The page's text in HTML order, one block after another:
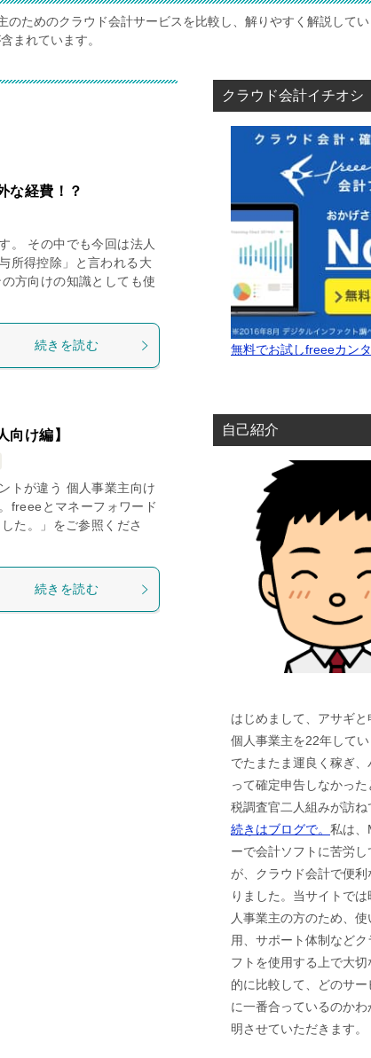
のためのクラウド会計サービスを比較し、解りやすく解説して
まれています。
な経費！？
。 その中でも今回は法人
所得控除」と言われる大
方向けの知識としても使
続きを読む
向け編】
トが違う 個人事業主向け
freeeとマネーフォワード
た。」をご参照くださ
続きを読む
クラウド会計イチオシ
無料でお試しfreeeカン
自己紹介
はじめまして、アサギと
個人事業主を22年して
でたまたま運良く稼ぎ、
って確定申告しなかった
税調査官二人組みが訪ね
続きはブログで。 私は、
ーで会計ソフトに苦労し
が、クラウド会計で便利
りました。当サイトで
人事業主の方のため、
用、サポート体制などク
フトを使用する上で大
的に比較して、どのサー
に一番合っているのかわ
明させていただきます。